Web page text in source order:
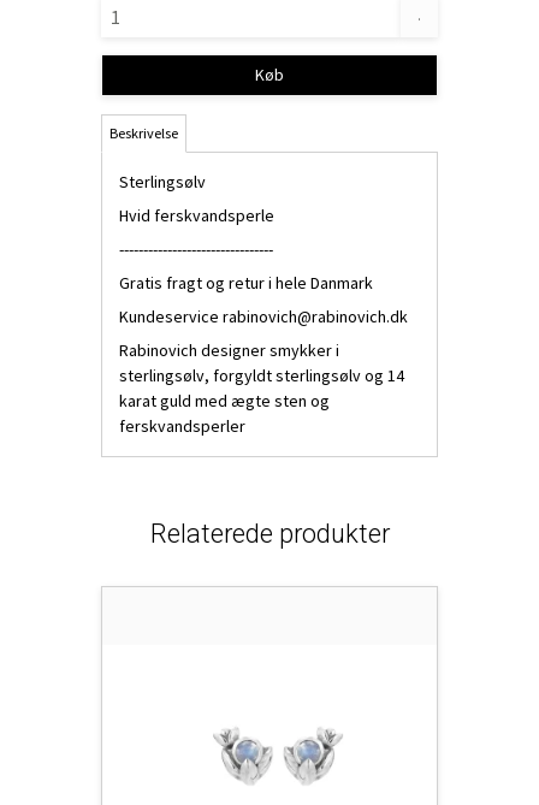
.
Køb
Beskrivelse
Sterlingsølv
Hvid ferskvandsperle
--------------------------------
Gratis fragt og retur i hele Danmark
Kundeservice rabinovich@rabinovich.dk
Rabinovich designer smykker i
sterlingsølv, forgyldt sterlingsølv og 14
karat guld med ægte sten og
ferskvandsperler
Relaterede produkter